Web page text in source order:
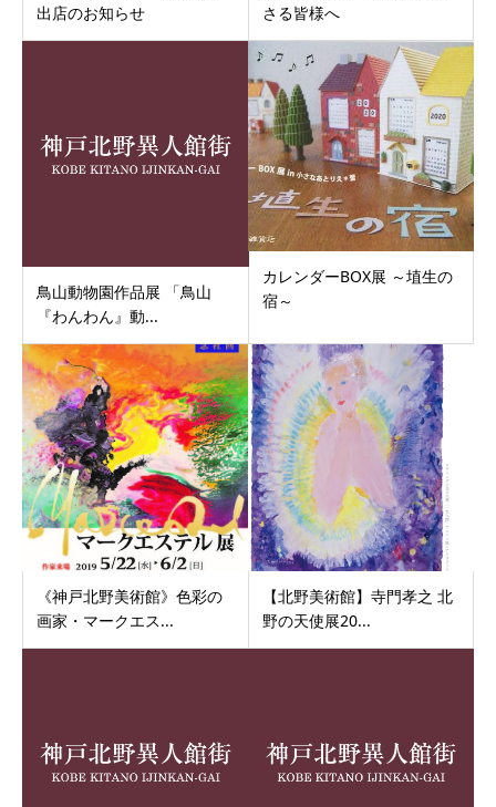
出店のお知らせ
さる皆様へ
鳥山動物園作品展 「鳥山
『わんわん』動...
カレンダーBOX展 ～埴生の
宿～
《神戸北野美術館》色彩の
画家・マークエス...
【北野美術館】寺門孝之 北
野の天使展20...